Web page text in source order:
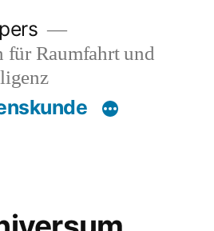
Raumfahrt und